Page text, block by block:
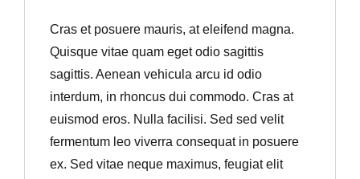
Cras et posuere mauris, at eleifend magna.
Quisque vitae quam eget odio sagittis
sagittis. Aenean vehicula arcu id odio
interdum, in rhoncus dui commodo. Cras at
euismod eros. Nulla facilisi. Sed sed velit
fermentum leo viverra consequat in posuere
ex. Sed vitae neque maximus, feugiat elit